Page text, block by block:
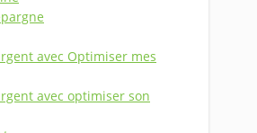
avec Optimiser mes
avec optimiser son